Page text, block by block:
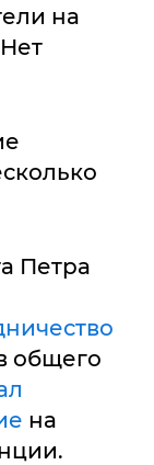
на
Петра
общего
на